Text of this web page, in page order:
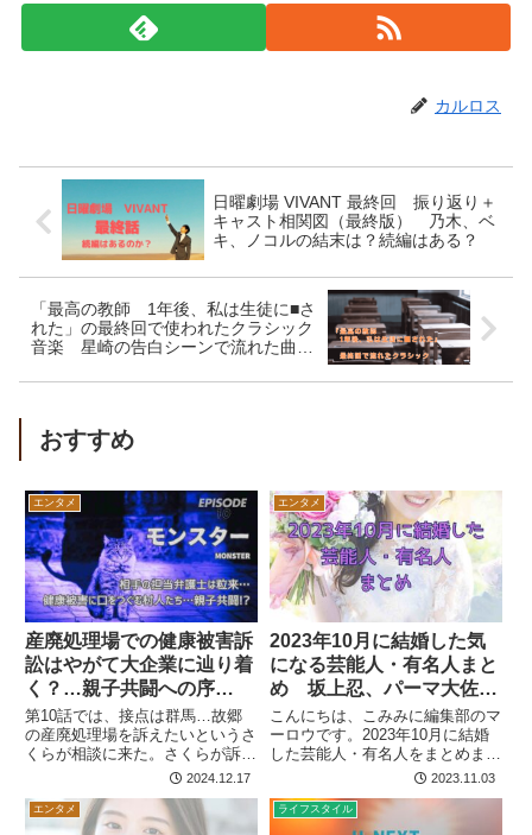
カルロス
日曜劇場 VIVANT 最終回 振り返り＋
キャスト相関図（最終版） 乃木、ベ
キ、ノコルの結末は？続編はある？
「最高の教師 1年後、私は生徒に■さ
れた」の最終回で使われたクラシック
音楽 星崎の告白シーンで流れた曲
おすすめ
エンタメ
産廃処理場での健康被害訴
訟はやがて大企業に辿り着
く？…親子共闘への序
章！？…『モンスター』第
10話 見逃しあらすじ エピ
ソード別独自相関図
第10話では、接点は群馬…故郷
の産廃処理場を訴えたいというさ
くらが相談に来た。さくらが訴え
たい企業サカミクリーンの顧問弁
真の狙いは別にあり…と言う展開
です。
2024.12.17
エンタメ
2023年10月に結婚した気
になる芸能人・有名人まと
め 坂上忍、パーマ大佐、
日南響子、種﨑敦美（アー
ニャ）も
こんにちは、こみみに編集部のマ
ーロウです。2023年10月に結婚
した芸能人・有名人をまとめまし
た。 10月に結婚した芸能人・有
さん ❤ 宮崎遊さん 引用元：
俳協 種﨑敦美さんは「スパイフ
2023.11.03
エンタメ ライフスタイル